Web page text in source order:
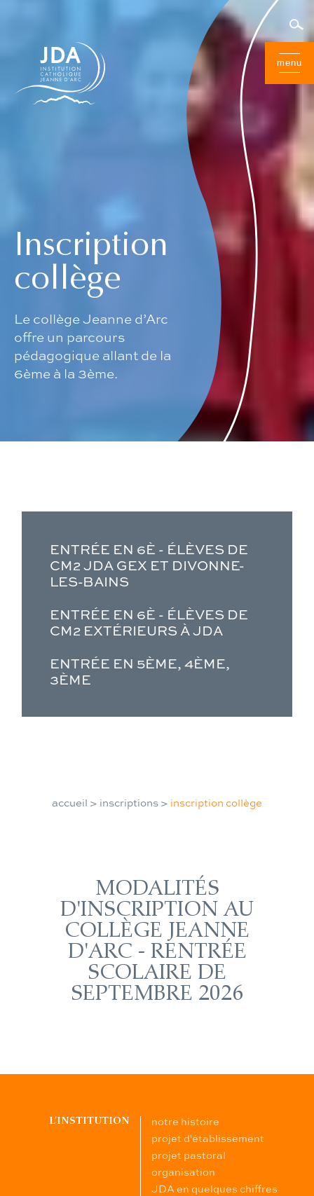
menu
Inscription
collège
Le collège Jeanne d’Arc
offre un parcours
pédagogique allant de la
6ème à la 3ème.
ENTRÉE EN 6È - ÉLÈVES DE
CM2 JDA GEX ET DIVONNE-
LES-BAINS
ENTRÉE EN 6È - ÉLÈVES DE
CM2 EXTÉRIEURS À JDA
ENTRÉE EN 5ÈME, 4ÈME,
3ÈME
accueil > inscriptions> inscription collège
MODALITÉS
D'INSCRIPTION AU
COLLÈGE JEANNE
D'ARC - RENTRÉE
SCOLAIRE DE
SEPTEMBRE 2026
L’INSTITUTION
notre histoire
projet d'établissement
projet pastoral
organisation
JDA en quelques chiffres